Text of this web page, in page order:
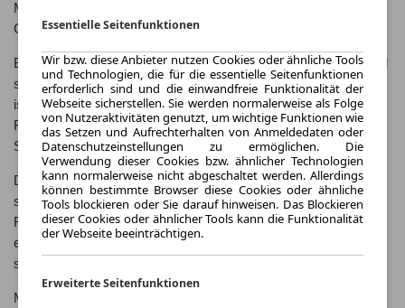
Motorisierungen und Ausstattungsoptionen bietet der 718
Cayman für jeden Sportwagenliebhaber das passende Modell.
Bei einem Blick unter die Haube des Porsche 718 Cayman wird
schnell klar, dass hier echte Sportwagen-Technologie am Werk
ist. Die hochmodernen Motoren und das präzise abgestimmte
Fahrwerk sorgen für eine beeindruckende Performance auf der
Straße.
Der 718 Cayman ist nicht nur ein Sportwagen für die Straße,
sondern auch für die Rennstrecke geeignet. Mit seinem agilen
Fahrverhalten und seiner präzisen Lenkung ist der Cayman ein
echter Alleskönner, der sowohl im Alltag als auch beim
sportlichen Fahren überzeugt.
Mit seinem sportlichen Design und seiner hochwertigen
Essentielle Seitenfunktionen
Wir bzw. diese Anbieter nutzen Cookies oder ähnliche Tools
und Technologien, die für die essentielle Seitenfunktionen
erforderlich sind und die einwandfreie Funktionalität der
Webseite sicherstellen. Sie werden normalerweise als Folge
von Nutzeraktivitäten genutzt, um wichtige Funktionen wie
das Setzen und Aufrechterhalten von Anmeldedaten oder
Datenschutzeinstellungen zu ermöglichen. Die
Verwendung dieser Cookies bzw. ähnlicher Technologien
kann normalerweise nicht abgeschaltet werden. Allerdings
können bestimmte Browser diese Cookies oder ähnliche
Tools blockieren oder Sie darauf hinweisen. Das Blockieren
dieser Cookies oder ähnlicher Tools kann die Funktionalität
der Webseite beeinträchtigen.
Erweiterte Seitenfunktionen